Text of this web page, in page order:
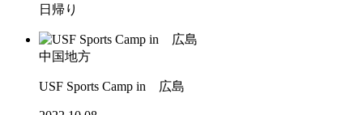
日帰り
中国地方
USF Sports Camp in 広島